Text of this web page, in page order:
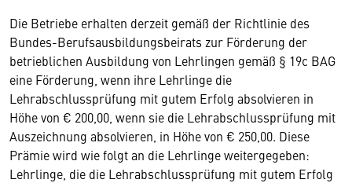
Die Betriebe erhalten derzeit gemäß der Richtlinie des
Bundes-Berufsausbildungsbeirats zur Förderung der
betrieblichen Ausbildung von Lehrlingen gemäß § 19c BAG
eine Förderung, wenn ihre Lehrlinge die
Lehrabschlussprüfung mit gutem Erfolg absolvieren in
Höhe von € 200,00, wenn sie die Lehrabschlussprüfung mit
Auszeichnung absolvieren, in Höhe von € 250,00. Diese
Prämie wird wie folgt an die Lehrlinge weitergegeben:
Lehrlinge, die die Lehrabschlussprüfung mit gutem Erfolg